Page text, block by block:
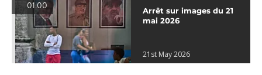
01:00
Arrêt sur images du 21
mai 2026
21st May 2026